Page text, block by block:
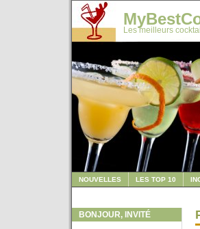
Les meilleurs
NOUVELLES LES TOP 10
BONJOUR, INVITÉ